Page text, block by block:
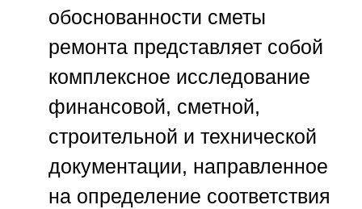
обоснованности сметы
ремонта представляет собой
комплексное исследование
финансовой, сметной,
строительной и технической
документации, направленное
на определение соответствия